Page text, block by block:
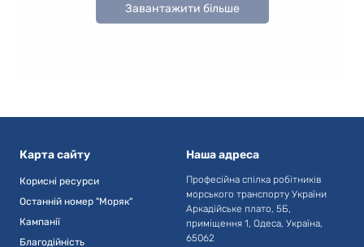
Завантажити більше
Карта сайту
Корисні ресурси
Останній номер "Моряк"
Кампанії
Благодійність
Наша адреса
Професійна спілка робітників
морського транспорту України
Аркадійське плато, 5Б,
приміщення 1, Одеса, Україна,
65062